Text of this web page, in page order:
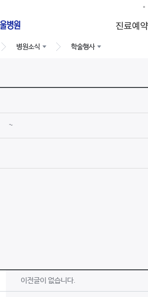
병원소식 학술행사
~
이전글이 없습니다.